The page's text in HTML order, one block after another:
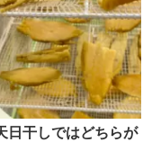
日干しではどちらが